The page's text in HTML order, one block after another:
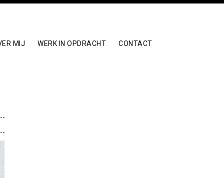
MIJ WERK IN OPDRACHT CONTACT